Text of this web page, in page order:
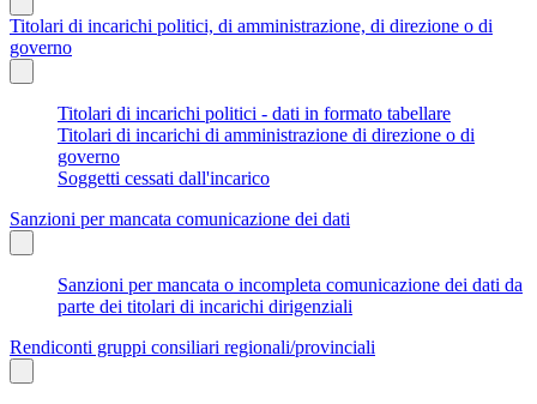
Titolari di incarichi politici, di amministrazione, di direzione o di
governo
Titolari di incarichi politici - dati in formato tabellare
Titolari di incarichi di amministrazione di direzione o di
governo
Soggetti cessati dall'incarico
Sanzioni per mancata comunicazione dei dati
Sanzioni per mancata o incompleta comunicazione dei dati da
parte dei titolari di incarichi dirigenziali
Rendiconti gruppi consiliari regionali/provinciali